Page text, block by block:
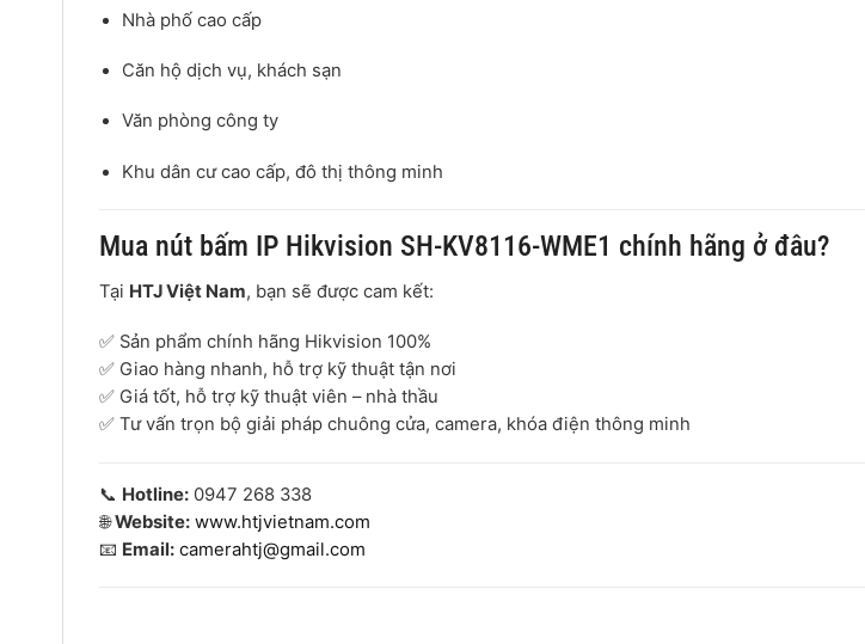
Nhà phố cao cấp
Căn hộ dịch vụ, khách sạn
Văn phòng công ty
Khu dân cư cao cấp, đô thị thông minh
Mua nút bấm IP Hikvision SH-KV8116-WME1 chính hãng ở đâu?
Tại HTJ Việt Nam, bạn sẽ được cam kết:
✅ Sản phẩm chính hãng Hikvision 100%
✅ Giao hàng nhanh, hỗ trợ kỹ thuật tận nơi
✅ Giá tốt, hỗ trợ kỹ thuật viên – nhà thầu
✅ Tư vấn trọn bộ giải pháp chuông cửa, camera, khóa điện thông minh
📞 Hotline: 0947 268 338
🌐Website: www.htjvietnam.com
📧 Email: camerahtj@gmail.com